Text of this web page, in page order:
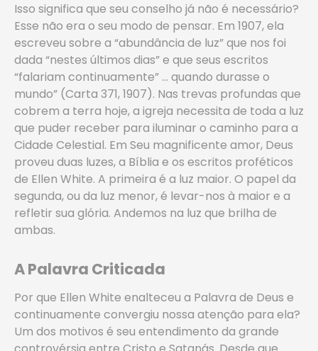
Isso significa que seu conselho já não é necessário?
Esse não era o seu modo de pensar. Em 1907, ela
escreveu sobre a “abundância de luz” que nos foi
dada “nestes últimos dias” e que seus escritos
“falariam continuamente” … quando durasse o
mundo” (Carta 371, 1907). Nas trevas profundas que
cobrem a terra hoje, a igreja necessita de toda a luz
que puder receber para iluminar o caminho para a
Cidade Celestial. Em Seu magnificente amor, Deus
proveu duas luzes, a Bíblia e os escritos proféticos
de Ellen White. A primeira é a luz maior. O papel da
segunda, ou da luz menor, é levar-nos à maior e a
refletir sua glória. Andemos na luz que brilha de
ambas.
A Palavra Criticada
Por que Ellen White enalteceu a Palavra de Deus e
continuamente convergiu nossa atenção para ela?
Um dos motivos é seu entendimento da grande